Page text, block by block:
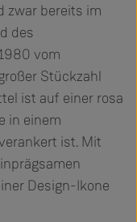
zwar bereits im
des
vom
Stückzahl
ist auf einer rosa
in einem
ist. Mit
Design-Ikone